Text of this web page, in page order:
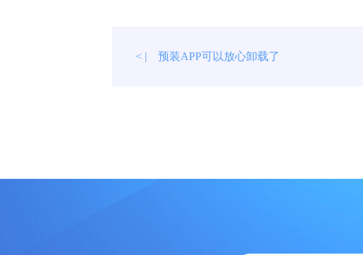
< | 预装APP可以放心卸载了